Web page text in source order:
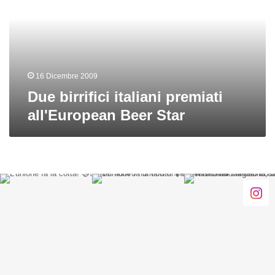
16 Dicembre 2009
Due birrifici italiani premiati
all'European Beer Star